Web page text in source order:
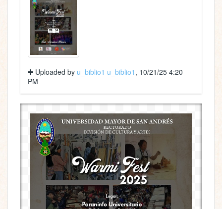
Uploaded by u_biblio1 u_biblio1 , 10/21/25 4:20
PM